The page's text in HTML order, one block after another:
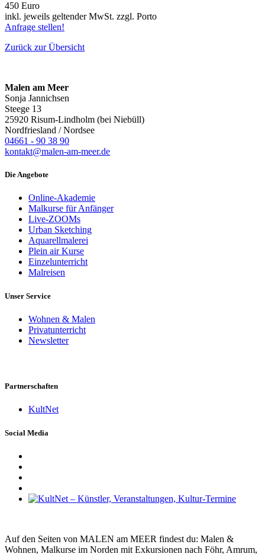
450 Euro
inkl. jeweils geltender MwSt. zzgl. Porto
Anfrage stellen!
Zurück zur Übersicht
Malen am Meer
Sonja Jannichsen
Steege 13
25920 Risum-Lindholm (bei Niebüll)
Nordfriesland / Nordsee
04661 - 90 38 90
kontakt@malen-am-meer.de
Die Angebote
Online-Akademie
Malkurse für Anfänger
Live-ZOOMs
Urban Sketching
Aquarellmalerei
Plein air Kurse
Einzelunterricht
Malreisen
Unser Service
Wohnen & Malen
Privatunterricht
Newsletter
Partnerschaften
KultNet
Social Media
Auf den Seiten von MALEN am MEER findest du: Malen &
Wohnen, Malkurse im Norden mit Exkursionen nach Föhr, Amrum,